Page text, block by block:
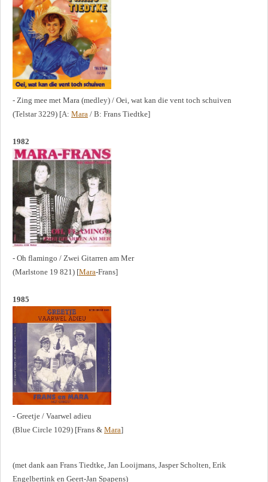
- Zing mee met Mara (medley) / Oei, wat kan die vent toch schuiven
(Telstar 3229) [A: Mara / B: Frans Tiedtke]
1982
- Oh flamingo / Zwei Gitarren am Mer
(Marlstone 19 821) [Mara-Frans]
1985
- Greetje / Vaarwel adieu
(Blue Circle 1029) [Frans & Mara]
(met dank aan Frans Tiedtke, Jan Looijmans, Jasper Scholten, Erik
Engelbertink en Geert-Jan Spapens)